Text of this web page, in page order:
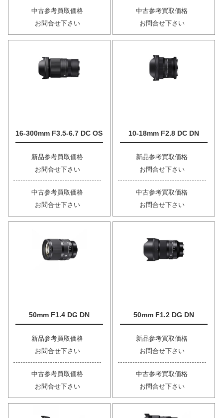
中古参考買取価格
お問合せ下さい
中古参考買取価格
お問合せ下さい
16-300mm F3.5-6.7 DC OS
新品参考買取価格
お問合せ下さい
中古参考買取価格
お問合せ下さい
10-18mm F2.8 DC DN
新品参考買取価格
お問合せ下さい
中古参考買取価格
お問合せ下さい
50mm F1.4 DG DN
新品参考買取価格
お問合せ下さい
中古参考買取価格
お問合せ下さい
50mm F1.2 DG DN
新品参考買取価格
お問合せ下さい
中古参考買取価格
お問合せ下さい